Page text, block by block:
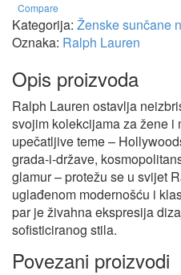
Compare
Kategorija: Ženske sunčane
Oznaka: Ralph Lauren
Opis proizvoda
Ralph Lauren ostavlja
svojim kolekcijama za žene i
upečatljive teme –
grada-i-države,
glamur – protežu se u svijet
uglađenom modernošću i
par je živahna ekspresija
sofisticiranog stila.
Povezani proizvodi